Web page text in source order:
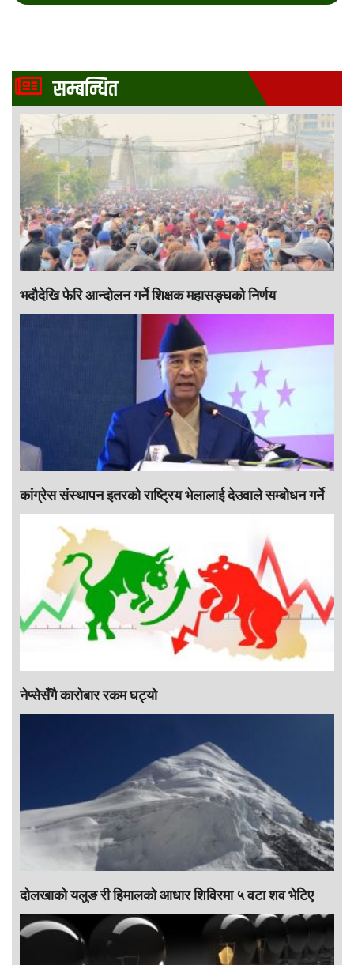
सम्बन्धित
भदौदेखि फेरि आन्दोलन गर्ने शिक्षक महासङ्घको निर्णय
कांग्रेस संस्थापन इतरको राष्ट्रिय भेलालाई देउवाले सम्बोधन गर्ने
नेप्सेसँगै काराेबार रकम घट्याे
दोलखाको यलुङ री हिमालको आधार शिविरमा ५ वटा शव भेटिए